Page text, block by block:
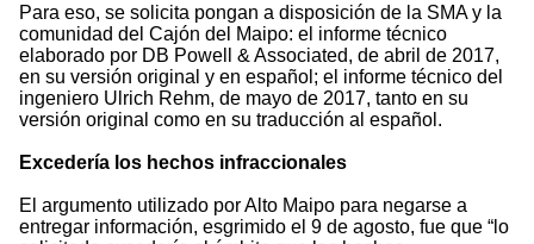
Para eso, se solicita pongan a disposición de la SMA y la
comunidad del Cajón del Maipo: el informe técnico
elaborado por DB Powell & Associated, de abril de 2017,
en su versión original y en español; el informe técnico del
ingeniero Ulrich Rehm, de mayo de 2017, tanto en su
versión original como en su traducción al español.
Excedería los hechos infraccionales
El argumento utilizado por Alto Maipo para negarse a
entregar información, esgrimido el 9 de agosto, fue que “lo